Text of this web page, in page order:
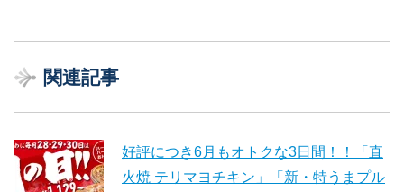
関連記事
好評につき6月もオトクな3日間！！「直
火焼 テリマヨチキン」「新・特うまプル